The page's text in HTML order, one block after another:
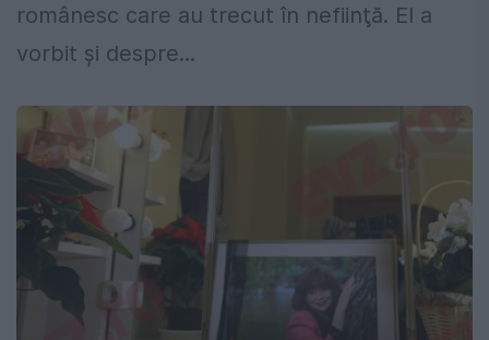
românesc care au trecut în nefiinţă. El a
vorbit şi despre...